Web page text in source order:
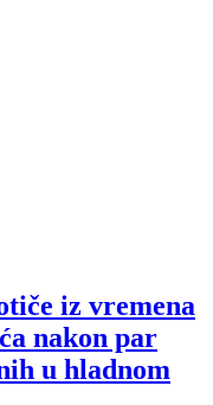
iz vremena
nakon par
u hladnom